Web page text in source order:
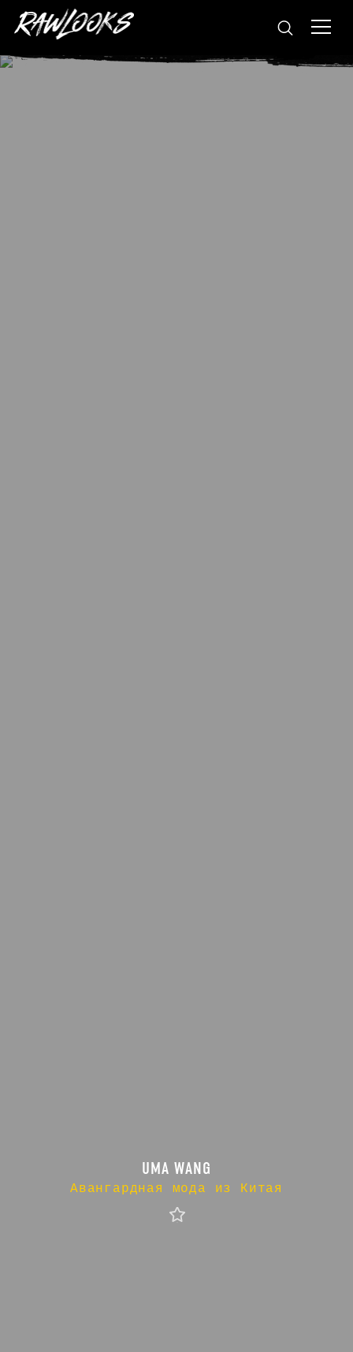
UMA WANG
Авангардная мода из Китая